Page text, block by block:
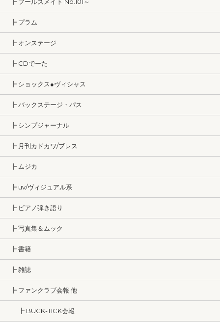
┣ プラム
┣ オンステージ
┣ CDでーた
┣ ショックス●ヴィシャス
┣ バックステージ・パス
┣ シンプジャーナル
┣ 月刊カドカワ/ブレス
┣ ムジカ
┣ uv/ヴィジュアル系
┣ ピアノ弾き語り
┣ 写真集＆ムック
┣ 書籍
┣ 雑誌
┣ ファンクラブ会報 他
┣ BUCK-TICK会報